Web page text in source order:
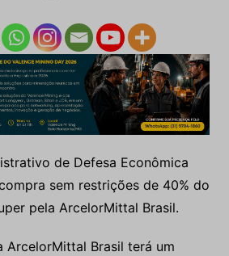
de Defesa Econômica
sem restrições de 40% do
pela ArcelorMittal Brasil.
ArcelorMittal Brasil terá um